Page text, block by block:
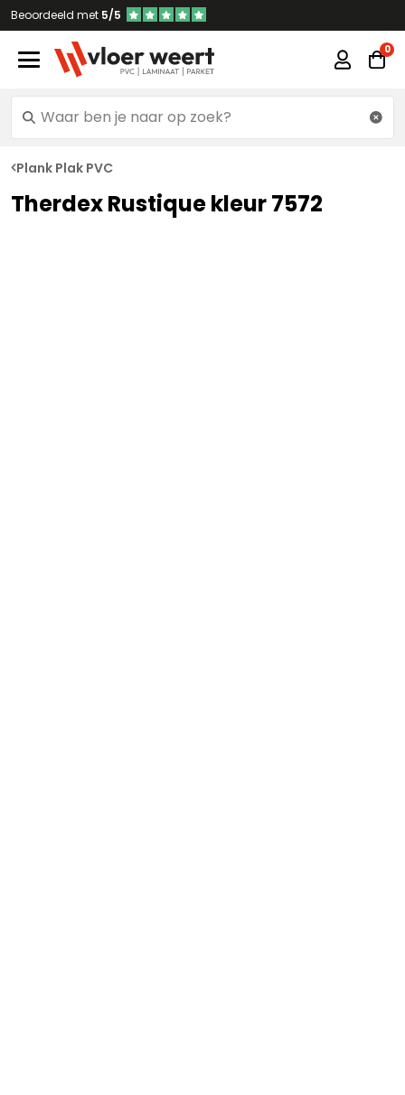
Beoordeeld met 5/5
Plank Plak PVC
Therdex Rustique kleur 7572